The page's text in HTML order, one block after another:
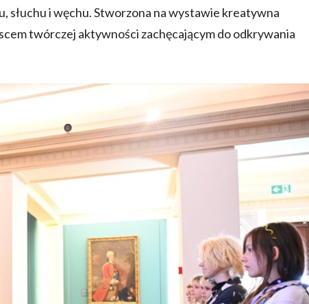
słuchu i węchu. Stworzona na wystawie kreatywna
twórczej aktywności zachęcającym do odkrywania